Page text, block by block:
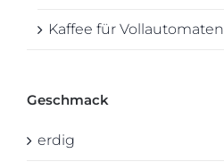
Kaffee für Vollautomaten
Geschmack
erdig